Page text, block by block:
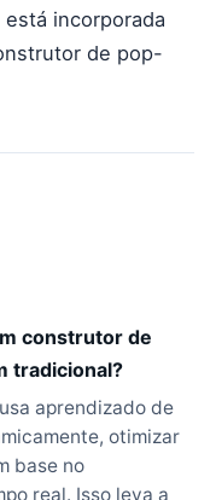
incorporada
de pop-
construtor de
tradicional?
aprendizado de
otimizar
base no
real. Isso leva a